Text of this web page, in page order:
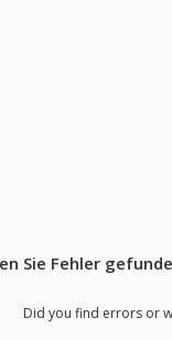
Sie Fehler
Did you find errors or